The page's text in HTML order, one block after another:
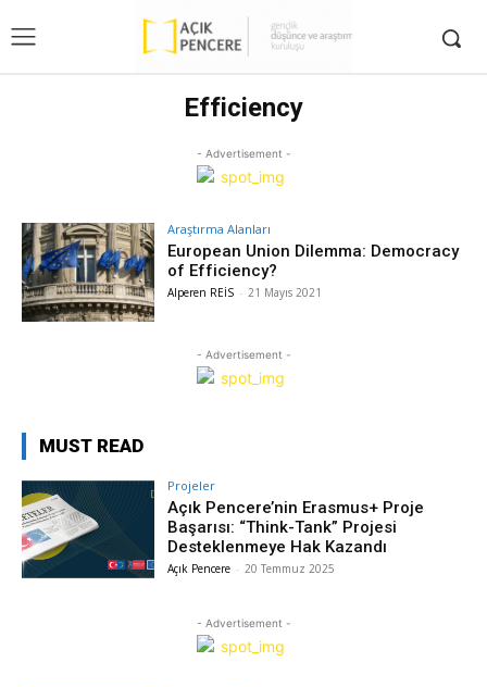
Efficiency
- Advertisement -
Araştırma Alanları
European Union Dilemma: Democracy
of Efficiency?
Alperen REİS - 21 Mayıs 2021
- Advertisement -
MUST READ
Projeler
Açık Pencere’nin Erasmus+ Proje
Başarısı: “Think-Tank” Projesi
Desteklenmeye Hak Kazandı
Açık Pencere - 20 Temmuz 2025
- Advertisement -